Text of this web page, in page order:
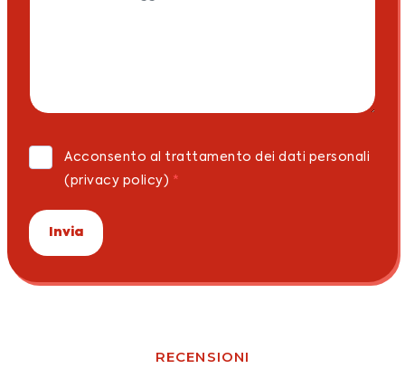
Acconsento al trattamento dei dati personali
(privacy policy) *
Invia
RECENSIONI